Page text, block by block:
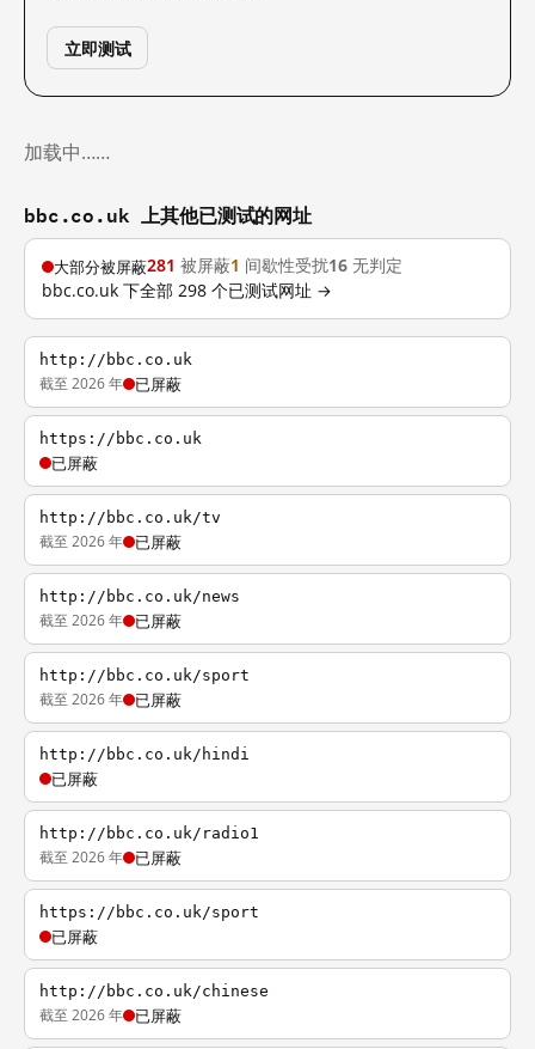
立即测试
加载中……
bbc.co.uk 上其他已测试的网址
大部分被屏蔽281 被屏蔽1 间歇性受扰16 无判定
bbc.co.uk 下全部 298 个已测试网址 →
http://bbc.co.uk
截至 2026 年 已屏蔽
https://bbc.co.uk
已屏蔽
http://bbc.co.uk/tv
截至 2026 年 已屏蔽
http://bbc.co.uk/news
截至 2026 年 已屏蔽
http://bbc.co.uk/sport
截至 2026 年 已屏蔽
http://bbc.co.uk/hindi
已屏蔽
http://bbc.co.uk/radio1
截至 2026 年 已屏蔽
https://bbc.co.uk/sport
已屏蔽
http://bbc.co.uk/chinese
截至 2026 年 已屏蔽